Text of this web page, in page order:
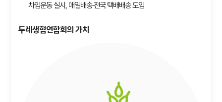
차입운동 실시, 매일배송·전국 택배배송 도입
두레생협연합회의 가치